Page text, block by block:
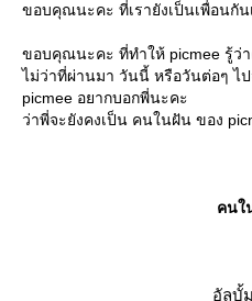
ขอบคุณนะคะ ที่เรายังเป็นเพื่อนกั
ขอบคุณนะคะ ที่ทำให้ picmee รู้ว่
ไม่ว่าที่ผ่านมา วันนี้ หรือวันต่อๆ ไป
picmee อยากบอกพี่นะคะ
ว่าพี่จะยังคงเป็น คนในฝัน ของ
คนใ
อัลบั้